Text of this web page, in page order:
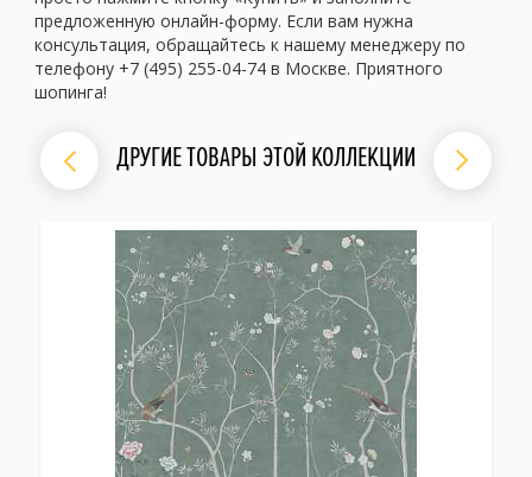
предложенную онлайн-форму. Если вам нужна
консультация, обращайтесь к нашему менеджеру по
телефону +7 (495) 255-04-74 в Москве. Приятного
шопинга!
ДРУГИЕ ТОВАРЫ ЭТОЙ КОЛЛЕКЦИИ